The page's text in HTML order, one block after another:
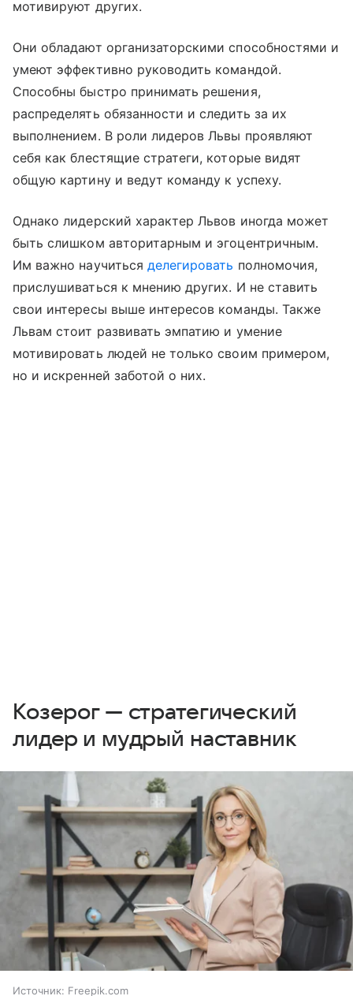
мотивируют других.
Они обладают организаторскими способностями и
умеют эффективно руководить командой.
Способны быстро принимать решения,
распределять обязанности и следить за их
выполнением. В роли лидеров Львы проявляют
себя как блестящие стратеги, которые видят
общую картину и ведут команду к успеху.
Однако лидерский характер Львов иногда может
быть слишком авторитарным и эгоцентричным.
Им важно научиться делегировать полномочия,
прислушиваться к мнению других. И не ставить
свои интересы выше интересов команды. Также
Львам стоит развивать эмпатию и умение
мотивировать людей не только своим примером,
но и искренней заботой о них.
Козерог — стратегический
лидер и мудрый наставник
Источник: Freepik.com